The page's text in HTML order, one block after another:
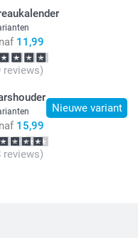
11,99
reviews)
Nieuwe variant
15,99
reviews)